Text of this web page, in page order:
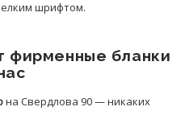
шрифтом.
фирменные бланки
на Свердлова 90 — никаких